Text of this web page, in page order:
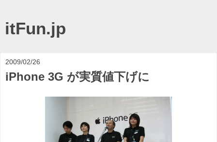
itFun.jp
2009/02/26
iPhone 3G が実質値下げに